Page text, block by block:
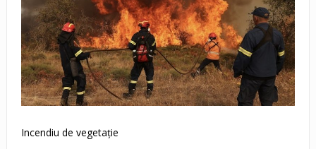
Incendiu de vegetație